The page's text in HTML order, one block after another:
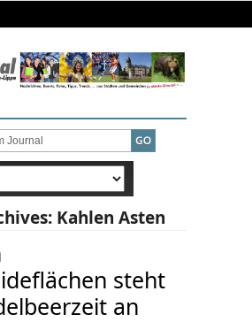
Kahlen Asten
steht
an